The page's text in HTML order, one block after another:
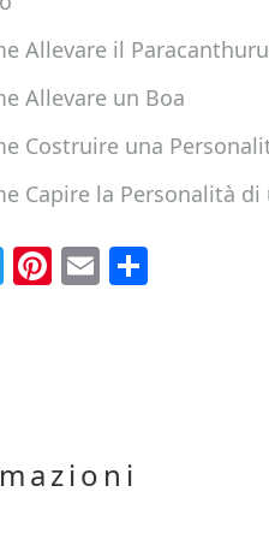
Allevare il
Allevare un Boa
Costruire una
Capire la Personalità
T
Pi
E